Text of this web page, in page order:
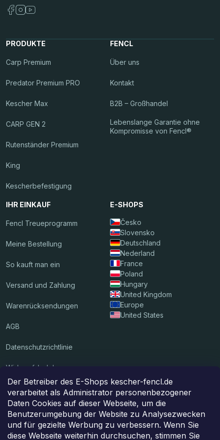
Der Betreiber des E-Shops kescher-fencl.de
verarbeitet als Administrator personenbezogener
Daten Cookies auf dieser Webseite, um die
Benutzerumgebung der Website zu Analysezwecken
und für gezielte Werbung zu verbessern. Wenn Sie
diese Webseite weiterhin durchsuchen, stimmen Sie
PRODUKTE
Carp Premium
Predator Premium PRO
Kescher Max
CARP GEN 2
Rutenständer Premium
King
Kescherbefestigung
FENCL
Über uns
Kontakt
B2B – Großhandel
Lebenslange Garantie ohne
Kompromisse von Fencl®
IHR EINKAUF
Fencl Treueprogramm
Meine Bestellung
So kauft man ein
Versand und Zahlung
Warenrücksendungen
AGB
Datenschutzrichtlinie
Widerrufsbelehrung
E-SHOPS
Česko
Slovensko
Deutschland
Nederland
France
Poland
Hungary
United Kingdom
Europe
United States
Wir akzeptieren Online-Zahlungen